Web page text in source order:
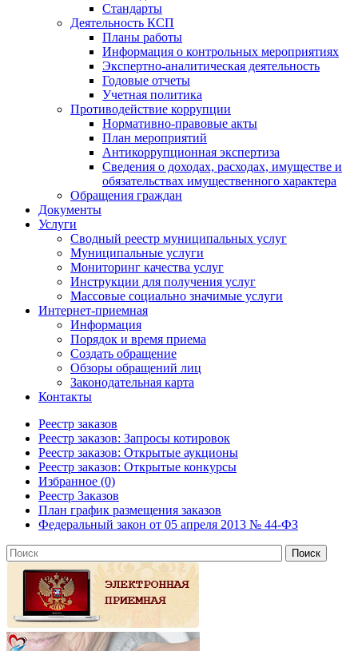
Стандарты
Деятельность КСП
Планы работы
Информация о контрольных мероприятиях
Экспертно-аналитическая деятельность
Годовые отчеты
Учетная политика
Противодействие коррупции
Нормативно-правовые акты
План мероприятий
Антикоррупционная экспертиза
Сведения о доходах, расходах, имуществе и
обязательствах имущественного характера
Обращения граждан
Документы
Услуги
Сводный реестр муниципальных услуг
Муниципальные услуги
Мониторинг качества услуг
Инструкции для получения услуг
Массовые социально значимые услуги
Интернет-приемная
Информация
Порядок и время приема
Создать обращение
Обзоры обращений лиц
Законодательная карта
Контакты
Реестр заказов
Реестр заказов: Запросы котировок
Реестр заказов: Открытые аукционы
Реестр заказов: Открытые конкурсы
Избранное (0)
Реестр Заказов
План график размещения заказов
Федеральный закон от 05 апреля 2013 № 44-ФЗ